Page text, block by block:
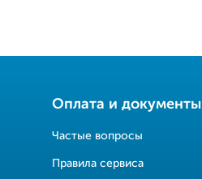
Оплата и документы
Частые вопросы
Правила сервиса